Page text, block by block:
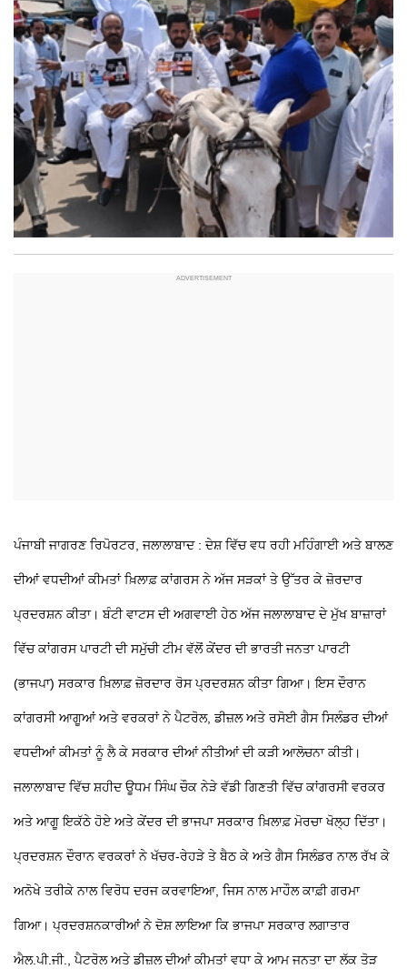
ਪੰਜਾਬੀ ਜਾਗਰਣ ਰਿਪੋਰਟਰ, ਜਲਾਲਾਬਾਦ : ਦੇਸ਼ ਵਿੱਚ ਵਧ ਰਹੀ ਮਹਿੰਗਾਈ ਅਤੇ ਬਾਲਣ
ਦੀਆਂ ਵਧਦੀਆਂ ਕੀਮਤਾਂ ਖ਼ਿਲਾਫ਼ ਕਾਂਗਰਸ ਨੇ ਅੱਜ ਸੜਕਾਂਤੇ ਉੱਤਰ ਕੇ ਜ਼ੋਰਦਾਰ
ਪ੍ਰਦਰਸ਼ਨ ਕੀਤਾ। ਬੰਟੀ ਵਾਟਸ ਦੀ ਅਗਵਾਈ ਹੇਠ ਅੱਜ ਜਲਾਲਾਬਾਦ ਦੇ ਮੁੱਖ ਬਾਜ਼ਾਰਾਂ
ਵਿੱਚ ਕਾਂਗਰਸ ਪਾਰਟੀ ਦੀ ਸਮੁੱਚੀ ਟੀਮ ਵੱਲੋਂ ਕੇਂਦਰ ਦੀ ਭਾਰਤੀ ਜਨਤਾ ਪਾਰਟੀ
(ਭਾਜਪਾ) ਸਰਕਾਰ ਖ਼ਿਲਾਫ਼ ਜ਼ੋਰਦਾਰ ਰੋਸ ਪ੍ਰਦਰਸ਼ਨ ਕੀਤਾ ਗਿਆ। ਇਸ ਦੌਰਾਨ
ਕਾਂਗਰਸੀ ਆਗੂਆਂ ਅਤੇ ਵਰਕਰਾਂ ਨੇ ਪੈਟਰੋਲ, ਡੀਜ਼ਲ ਅਤੇ ਰਸੋਈ ਗੈਸ ਸਿਲੰਡਰ ਦੀਆਂ
ਵਧਦੀਆਂ ਕੀਮਤਾਂ ਨੂੰ ਲੈ ਕੇ ਸਰਕਾਰ ਦੀਆਂ ਨੀਤੀਆਂ ਦੀ ਕੜੀ ਆਲੋਚਨਾ ਕੀਤੀ।
ਜਲਾਲਾਬਾਦ ਵਿੱਚ ਸ਼ਹੀਦ ਊਧਮ ਸਿੰਘ ਚੌਕ ਨੇੜੇ ਵੱਡੀ ਗਿਣਤੀ ਵਿੱਚ ਕਾਂਗਰਸੀ ਵਰਕਰ
ਅਤੇ ਆਗੂ ਇਕੱਠੇ ਹੋਏ ਅਤੇ ਕੇਂਦਰ ਦੀ ਭਾਜਪਾ ਸਰਕਾਰ ਖ਼ਿਲਾਫ਼ ਮੋਰਚਾ ਖੋਲ੍ਹ ਦਿੱਤਾ।
ਪ੍ਰਦਰਸ਼ਨ ਦੌਰਾਨ ਵਰਕਰਾਂ ਨੇ ਖੱਚਰ-ਰੇਹੜੇਤੇ ਬੈਠ ਕੇ ਅਤੇ ਗੈਸ ਸਿਲੰਡਰ ਨਾਲ ਰੱਖ ਕੇ
ਅਨੋਖੇ ਤਰੀਕੇ ਨਾਲ ਵਿਰੋਧ ਦਰਜ ਕਰਵਾਇਆ, ਜਿਸ ਨਾਲ ਮਾਹੌਲ ਕਾਫ਼ੀ ਗਰਮਾ
ਗਿਆ। ਪ੍ਰਦਰਸ਼ਨਕਾਰੀਆਂ ਨੇ ਦੋਸ਼ ਲਾਇਆ ਕਿ ਭਾਜਪਾ ਸਰਕਾਰ ਲਗਾਤਾਰ
ਐਲ.ਪੀ.ਜੀ., ਪੈਟਰੋਲ ਅਤੇ ਡੀਜ਼ਲ ਦੀਆਂ ਕੀਮਤਾਂ ਵਧਾ ਕੇ ਆਮ ਜਨਤਾ ਦਾ ਲੱਕ ਤੋੜ